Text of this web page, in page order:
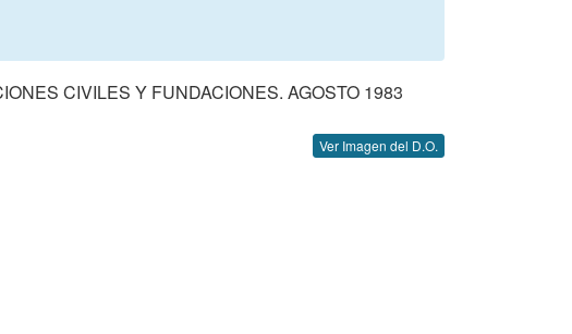
CIVILES Y FUNDACIONES. AGOSTO 1983
Ver Imagen del D.O.